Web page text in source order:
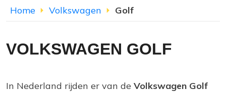
Home Volkswagen Golf
VOLKSWAGEN GOLF
In Nederland rijden er van de Volkswagen Golf